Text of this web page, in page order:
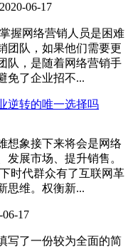
2020-06-17
握网络营销人员是困难
团队，如果他们需要更
队，是随着网络营销手
免了企业招不...
逆转的唯一选择吗
想象接下来将会是网络
发展市场、提升销售。
时代群众有了互联网革
思维。权衡新...
06-17
写了一份较为全面的简